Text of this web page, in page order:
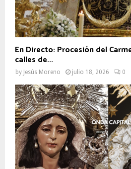
En Directo: Procesión del
calles de...
by Jesús Moreno julio 18, 2026 0